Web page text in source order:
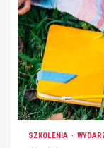
SZKOLENIA